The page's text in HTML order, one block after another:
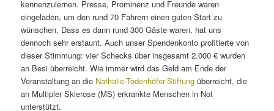
kennenzulernen. Presse, Prominenz und Freunde waren
eingeladen, um den rund 70 Fahrern einen guten Start zu
wünschen. Dass es dann rund 300 Gäste waren, hat uns
dennoch sehr erstaunt. Auch unser Spendenkonto profitierte von
dieser Stimmung: vier Schecks über insgesamt 2.000 € wurden
an Besi überreicht. Wie immer wird das Geld am Ende der
Veranstaltung an die Nathalie-Todenhöfer-Stiftung überreicht, die
an Multipler Sklerose (MS) erkrankte Menschen in Not
unterstützt.